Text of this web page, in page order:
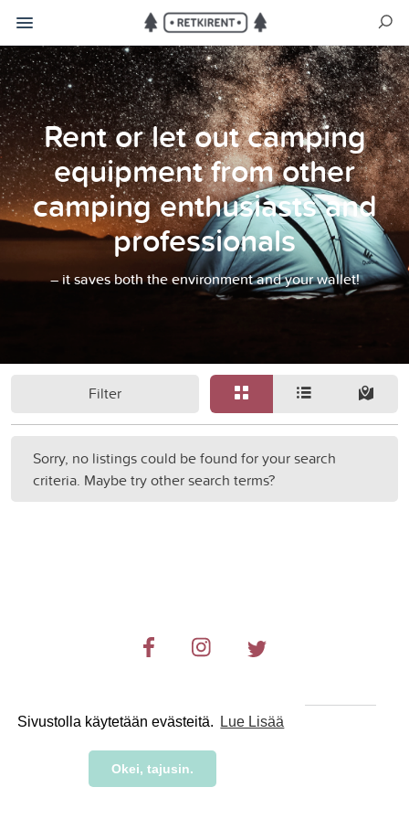
Sivustolla käytetään evästeitä. Lue Lisää
Okei, tajusin.
Rent or let out camping
equipment from other
camping enthusiasts and
professionals
– it saves both the environment and your wallet!
Filter
Sorry, no listings could be found for your search
criteria. Maybe try other search terms?